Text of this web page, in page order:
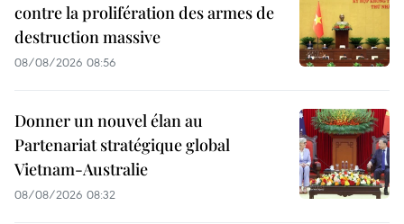
contre la prolifération des armes de
destruction massive
08/08/2026 08:56
Donner un nouvel élan au
Partenariat stratégique global
Vietnam-Australie
08/08/2026 08:32